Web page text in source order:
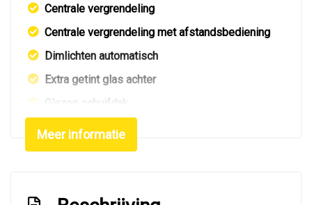
Centrale vergrendeling
Centrale vergrendeling met afstandsbediening
Dimlichten automatisch
Extra getint glas achter
Glazen schuifdak
Led achterlichten
Led dagrijverlichting
Led verlichting
Meer informatie